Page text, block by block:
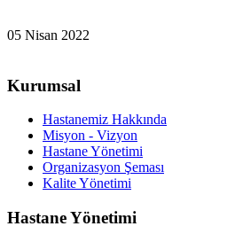
05 Nisan 2022
Kurumsal
Hastanemiz Hakkında
Misyon - Vizyon
Hastane Yönetimi
Organizasyon Şeması
Kalite Yönetimi
Hastane Yönetimi